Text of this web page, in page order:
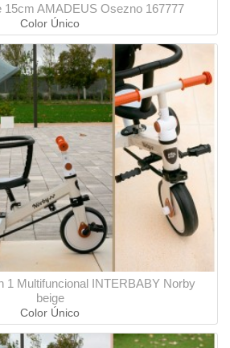
15cm AMADEUS Osezno 167777
Color Único
1 Multifuncional INTERBABY Norby
beige
Color Único